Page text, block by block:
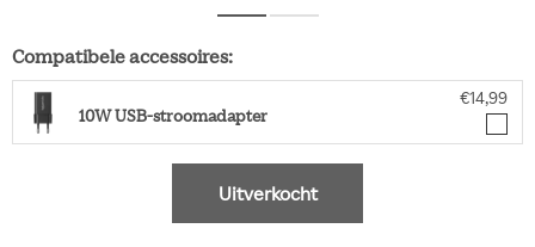
Compatibele accessoires:
10W USB-stroomadapter
€14,99
Uitverkocht